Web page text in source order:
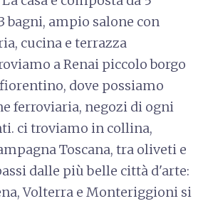
bagni, ampio salone con
cucina e terrazza
a Renai piccolo borgo
dove possiamo
ferroviaria, negozi di ogni
ci troviamo in collina,
Toscana, tra oliveti e
dalle più belle città d'arte:
Volterra e Monteriggioni si